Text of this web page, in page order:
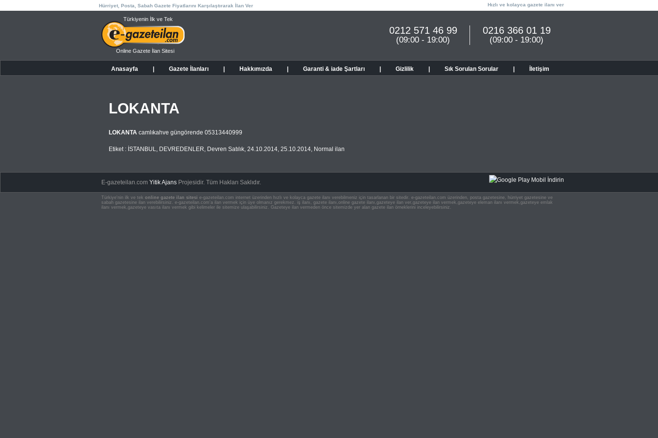
Hürriyet, Posta, Sabah Gazete Fiyatlarını Karşılaştırarak İlan Ver Hızlı ve kolayca gazete ilanı ver
Türkiyenin İlk ve Tek
Online Gazete İlan Sitesi
0216 366 01 19
(09:00 - 19:00)
0212 571 46 99
(09:00 - 19:00)
Anasayfa Gazete İlanları Hakkımızda Garanti & iade Şartları Gizlilik Sık Sorulan Sorular İletişim
LOKANTA
LOKANTA camlıkahve güngörende 05313440999
Etiket : İSTANBUL, DEVREDENLER, Devren Satılık, 24.10.2014, 25.10.2014, Normal ilan
E-gazeteilan.comYitik Ajans Projesidir.Tüm Hakları Saklıdır.
Türkiye'nin ilk ve tek online gazete ilan sitesi e-gazeteilan.com internet üzerinden hızlı ve kolayca gazete ilanı verebilmeniz için tasarlanan bir sitedir. e-gazeteilan.com üzerinden, posta gazetesine, hürriyet gazetesine ve
sabah gazetesine ilan verebilirsiniz. e-gazeteilan.com'a ilan vermek için üye olmanız gerekmez. iş ilanı, gazete ilanı,online gazete ilanı,gazeteye ilan ver,gazeteye ilan vermek,gazeteye eleman ilanı vermek,gazeteye emlak
ilanı vermek,gazeteye vasıta ilanı vermek gibi kelimeler ile sitemize ulaşabilirsiniz. Gazeteye ilan vermeden önce sitemizde yer alan gazete ilan örneklerini inceleyebilirsiniz.